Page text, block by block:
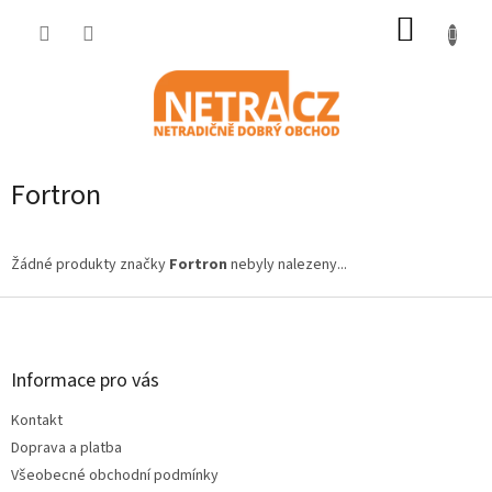
Fortron
Žádné produkty značky Fortron nebyly nalezeny...
Z
Informace pro vás
Kontakt
Doprava a platba
Všeobecné obchodní podmínky